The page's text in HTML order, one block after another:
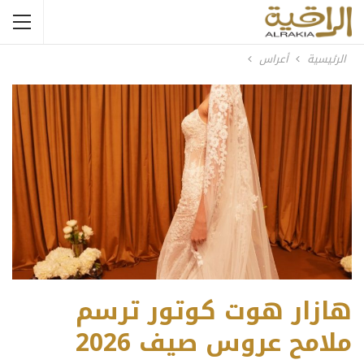
الرئيسية أعراس
هازار هوت كوتور ترسم
ملامح عروس صيف 2026